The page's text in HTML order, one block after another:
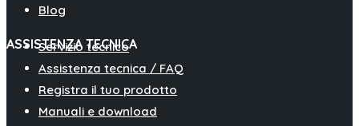
Blog
ASSISTENZA TECNICA
Servizio tecnico
Assistenza tecnica / FAQ
Registra il tuo prodotto
Manuali e download